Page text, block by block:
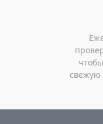
свежую